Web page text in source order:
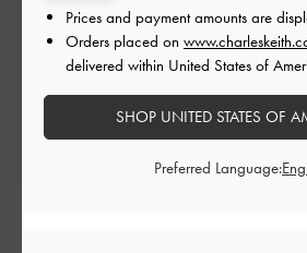
Let us know what you
Prices and payment amounts are
Orders placed on
delivered within United States of
SHOP UNITED STATES OF
Preferred Language: